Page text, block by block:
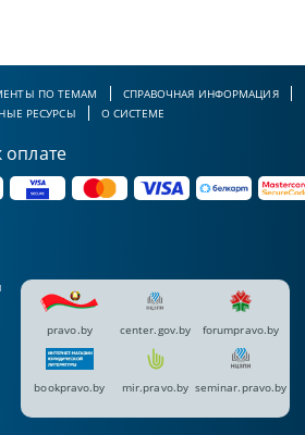
ПО ТЕМАМ
СПРАВОЧНАЯ ИНФОРМАЦИЯ
РЕСУРСЫ
О СИСТЕМЕ
pravo.by center.gov.by forumpravo.by
bookpravo.by mir.pravo.by seminar.pravo.by